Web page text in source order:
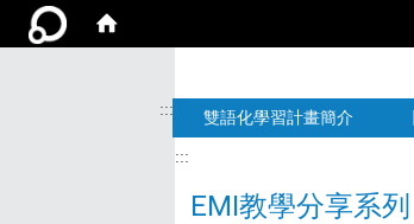
::: 雙語化學習計畫簡介
:::
EMI教學分享系